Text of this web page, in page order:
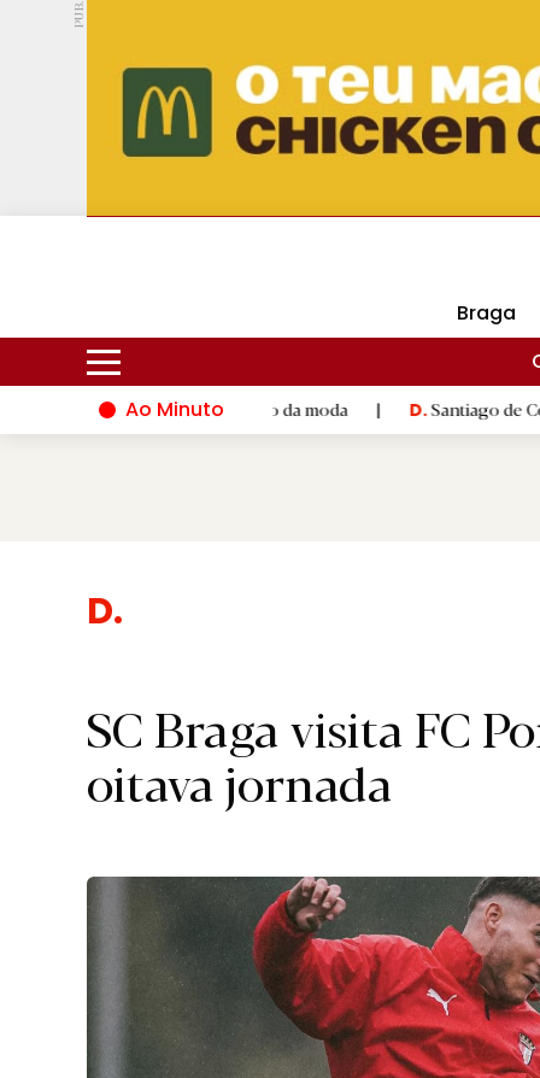
PUB.
Hoje 16ºC 29ºC DMtv
Braga
Ao Minuto
inovação do mundo da moda | D.Santiago de Compostela
Des
SC Braga visita FC
oitava jornada